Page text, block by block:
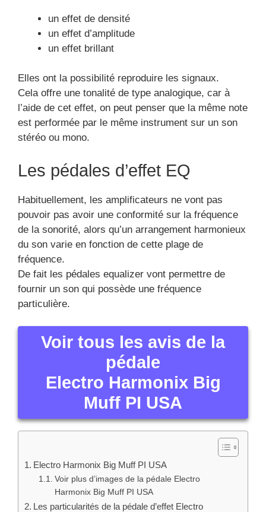
un effet de densité
un effet d’amplitude
un effet brillant
Elles ont la possibilité reproduire les signaux.
Cela offre une tonalité de type analogique, car à
l’aide de cet effet, on peut penser que la même note
est performée par le même instrument sur un son
stéréo ou mono.
Les pédales d’effet EQ
Habituellement, les amplificateurs ne vont pas
pouvoir pas avoir une conformité sur la fréquence
de la sonorité, alors qu’un arrangement harmonieux
du son varie en fonction de cette plage de
fréquence.
De fait les pédales equalizer vont permettre de
fournir un son qui possède une fréquence
particulière.
Voir tous les avis de la
pédale
Electro Harmonix Big
Muff PI USA
Electro Harmonix Big Muff PI USA
Voir plus d’images de la pédale Electro
Harmonix Big Muff PI USA
Les particularités de la pédale d’effet Electro